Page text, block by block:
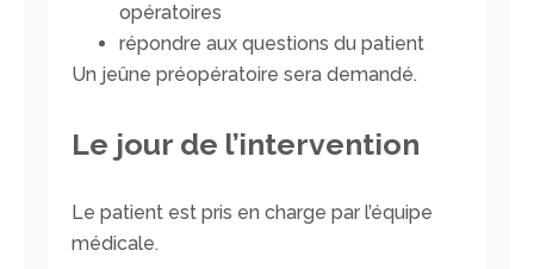
opératoires
répondre aux questions du patient
Un jeûne préopératoire sera demandé.
Le jour de l’intervention
Le patient est pris en charge par l’équipe
médicale.